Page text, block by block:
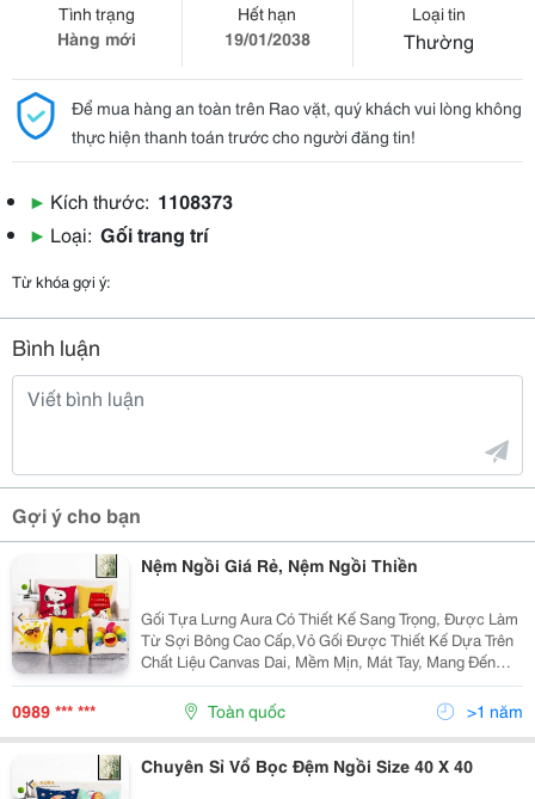
Tình trạng
Hàng mới
Hết hạn
19/01/2038
Loại tin
Thường
Để mua hàng an toàn trên Rao vặt, quý khách vui lòng không
thực hiện thanh toán trước cho người đăng tin!
▶ Kích thước: 1108373
▶ Loại: Gối trang trí
Từ khóa gợi ý:
Bình luận
Gợi ý cho bạn
Nệm Ngồi Giá Rẻ, Nệm Ngồi Thiền
Gối Tựa Lưng Aura Có Thiết Kế Sang Trọng, Được Làm
Từ Sợi Bông Cao Cấp,Vỏ Gối Được Thiết Kế Dựa Trên
Chất Liệu Canvas Dai, Mềm Mịn, Mát Tay, Mang Đến
Cho Bạn Sự Đảm Bảo Về Chất Lượng Vải Cũng Như
Làm Bạn Hài Lòng Về Những Kiểu Dáng Đẹp Mắt Mà
Chiếc...
0989 *** *** Toàn quốc >1 năm
Chuyên Sỉ Vổ Bọc Đệm Ngồi Size 40 X 40